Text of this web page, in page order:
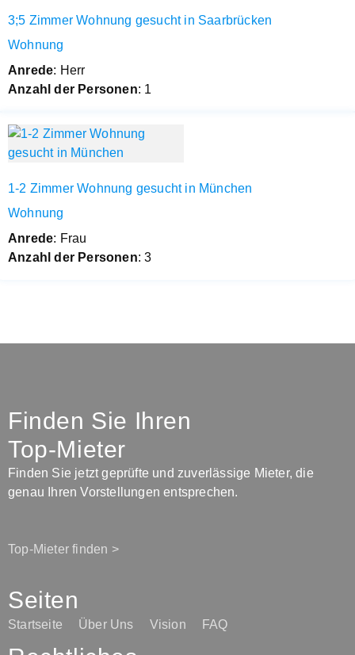
3;5 Zimmer Wohnung gesucht in Saarbrücken
Wohnung
Anrede: Herr
Anzahl der Personen: 1
1-2 Zimmer Wohnung gesucht in München
Wohnung
Anrede: Frau
Anzahl der Personen: 3
Finden Sie Ihren
Top-Mieter
Finden Sie jetzt geprüfte und zuverlässige Mieter, die
genau Ihren Vorstellungen entsprechen.
Top-Mieter finden >
Seiten
Startseite Über Uns Vision FAQ